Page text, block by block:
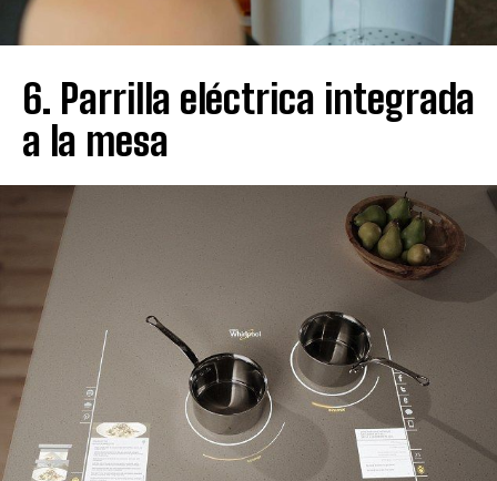
6. Parrilla eléctrica integrada
a la mesa